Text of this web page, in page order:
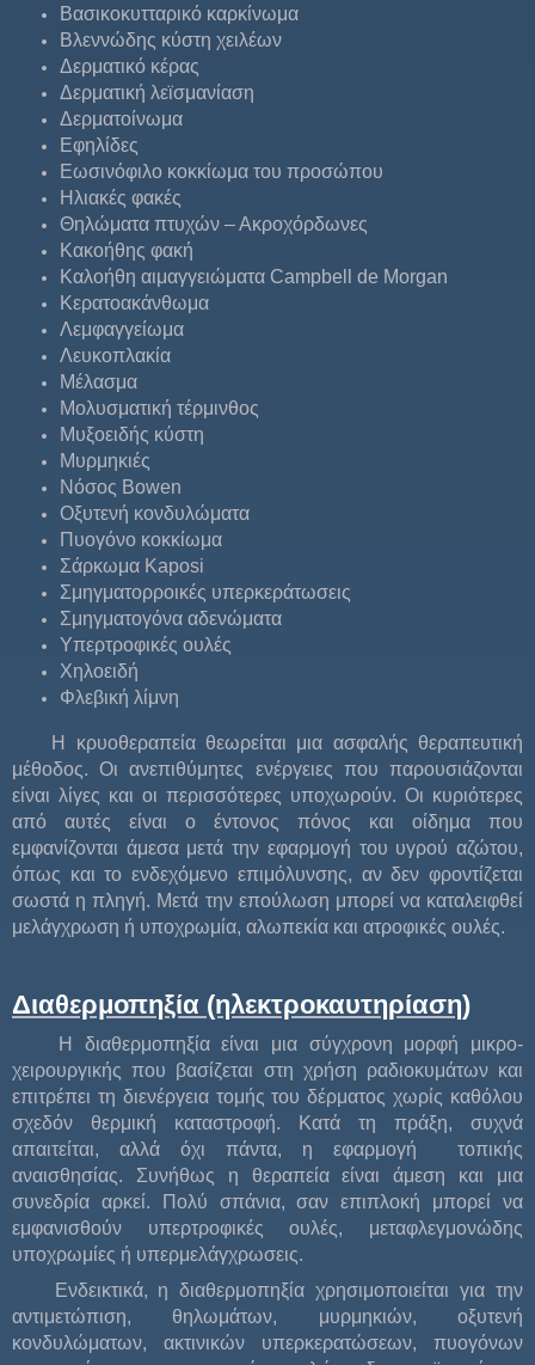
Βασικοκυτταρικό καρκίνωμα
Βλεννώδης κύστη χειλέων
Δερματικό κέρας
Δερματική λεϊσμανίαση
Δερματοίνωμα
Εφηλίδες
Εωσινόφιλο κοκκίωμα του προσώπου
Ηλιακές φακές
Θηλώματα πτυχών – Ακροχόρδωνες
Κακοήθης φακή
Καλοήθη αιμαγγειώματα Campbell de Morgan
Κερατοακάνθωμα
Λεμφαγγείωμα
Λευκοπλακία
Μέλασμα
Μολυσματική τέρμινθος
Μυξοειδής κύστη
Μυρμηκιές
Νόσος Bowen
Οξυτενή κονδυλώματα
Πυογόνο κοκκίωμα
Σάρκωμα Kaposi
Σμηγματορροικές υπερκεράτωσεις
Σμηγματογόνα αδενώματα
Υπερτροφικές ουλές
Χηλοειδή
Φλεβική λίμνη
Η κρυοθεραπεία θεωρείται μια ασφαλής θεραπευτική
μέθοδος. Οι ανεπιθύμητες ενέργειες που παρουσιάζονται
είναι λίγες και οι περισσότερες υποχωρούν. Οι κυριότερες
από αυτές είναι ο έντονος πόνος και οίδημα που
εμφανίζονται άμεσα μετά την εφαρμογή του υγρού αζώτου,
όπως και το ενδεχόμενο επιμόλυνσης, αν δεν φροντίζεται
σωστά η πληγή. Μετά την επούλωση μπορεί να καταλειφθεί
μελάγχρωση ή υποχρωμία, αλωπεκία και ατροφικές ουλές.
Διαθερμοπηξία (ηλεκτροκαυτηρίαση)
Η διαθερμοπηξία είναι μια σύγχρονη μορφή μικρο-
χειρουργικής που βασίζεται στη χρήση ραδιοκυμάτων και
επιτρέπει τη διενέργεια τομής του δέρματος χωρίς καθόλου
σχεδόν θερμική καταστροφή. Κατά τη πράξη, συχνά
απαιτείται, αλλά όχι πάντα, η εφαρμογή τοπικής
αναισθησίας. Συνήθως η θεραπεία είναι άμεση και μια
συνεδρία αρκεί. Πολύ σπάνια, σαν επιπλοκή μπορεί να
εμφανισθούν υπερτροφικές ουλές, μεταφλεγμονώδης
υποχρωμίες ή υπερμελάγχρωσεις.
Ενδεικτικά, η διαθερμοπηξία χρησιμοποιείται για την
αντιμετώπιση, θηλωμάτων, μυρμηκιών, οξυτενή
κονδυλώματων, ακτινικών υπερκερατώσεων, πυογόνων